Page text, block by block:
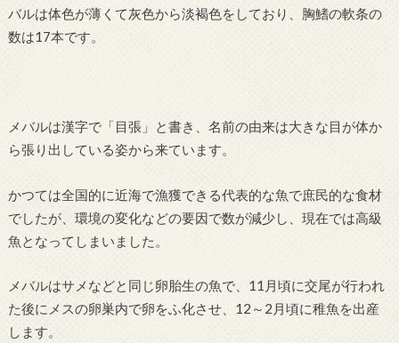
バルは体色が薄くて灰色から淡褐色をしており、胸鰭の軟条の
数は17本です。
メバルは漢字で「目張」と書き、名前の由来は大きな目が体か
ら張り出している姿から来ています。
かつては全国的に近海で漁獲できる代表的な魚で庶民的な食材
でしたが、環境の変化などの要因で数が減少し、現在では高級
魚となってしまいました。
メバルはサメなどと同じ卵胎生の魚で、11月頃に交尾が行われ
た後にメスの卵巣内で卵をふ化させ、12～2月頃に稚魚を出産
します。